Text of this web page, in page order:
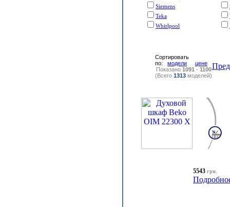
Siemens
Teka
Whirlpool
Сортировать
по: модели
цене
Показано 1091 - 1100
(Всего 1313 моделей)
5543 грн.